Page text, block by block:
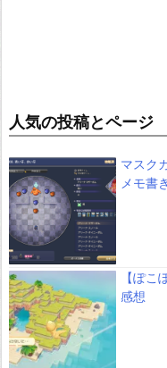
人気の投稿とページ
マスク
メモ書
【ぽ
感想